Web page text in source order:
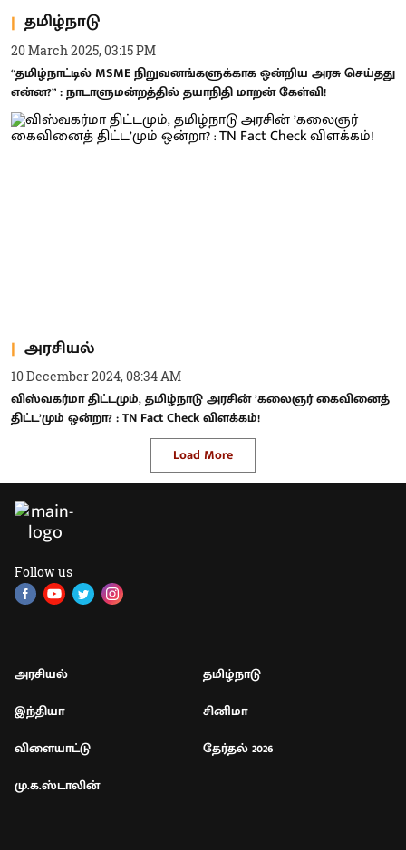
தமிழ்நாடு
20 March 2025, 03:15 PM
“தமிழ்நாட்டில் MSME நிறுவனங்களுக்காக ஒன்றிய அரசு செய்தது
என்ன?” : நாடாளுமன்றத்தில் தயாநிதி மாறன் கேள்வி!
அரசியல்
10 December 2024, 08:34 AM
விஸ்வகர்மா திட்டமும், தமிழ்நாடு அரசின் ’கலைஞர் கைவினைத்
திட்ட’மும் ஒன்றா? : TN Fact Check விளக்கம்!
Load More
Follow us
அரசியல்
தமிழ்நாடு
இந்தியா
சினிமா
விளையாட்டு
தேர்தல் 2026
மு.க.ஸ்டாலின்